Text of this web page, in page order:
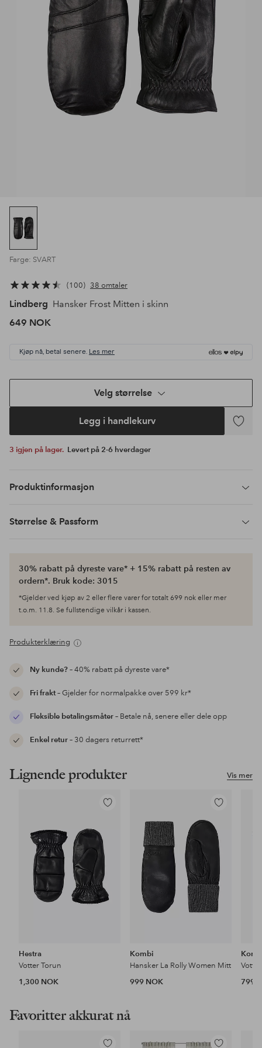
Farge: SVART
100 38 omtaler
Lindberg Hansker Frost Mitten i skinn
649 NOK
Kjøp nå, betal senere. Les mer
Velg størrelse
Legg i handlekurv
Legg
3 igjen på lager. Levert på 2-6 hverdager
Produktinformasjon
Størrelse & Passform
30% rabatt på dyreste vare* + 15% rabatt på resten av
ordern*. Bruk kode: 3015
*Gjelder ved kjøp av 2 eller flere varer for totalt 699 nok eller mer
t.o.m. 11.8. Se fullstendige vilkår i kassen.
Produkterklæring
Ny kunde?– 40% rabatt på dyreste vare*
Fri frakt– Gjelder for normalpakke over 599 kr*
Fleksible betalingsmåter– Betale nå, senere eller dele opp
Enkel retur– 30 dagers returrett*
Vis mer
Lignende produkter
Legg
Hestra
Votter Torun
1,300 NOK
Legg
favoritter
Kombi
Hansker La Rolly Women Mitt
999 NOK
799
Favoritter akkurat nå